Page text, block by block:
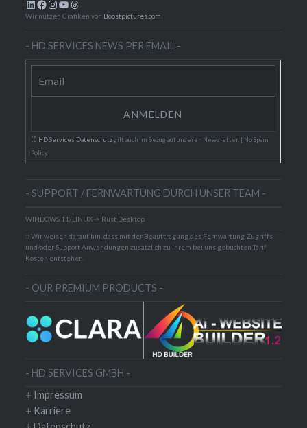
LinkedIn Facebook Instagram YouTube Threads
Wir nutzen Grafiken von Boostpictures.com
- HD SERVICES NEWS PER EMAIL -
:: HD Services Datenschutzgilt auch im Bezug auf unseren Newsletter. | No Spam
Policy!
- SUPPORT / FERNWARTUNG DURCH UNSER TEAM -
WINDOWS 11/LINUX -> Rust Desktop
:: Wir weisen darauf hin, dass mit der Beauftragung des Fernwartung-Zugriffs
und/oder Support Anwendungen zusätzlich zu Ihrem bei uns gebuchten Tarif
Kosten entstehen.
- OUR PREMIUM PRODUCTS -
- HD SERVICES GMBH -
+ Impressum
+ Karriere